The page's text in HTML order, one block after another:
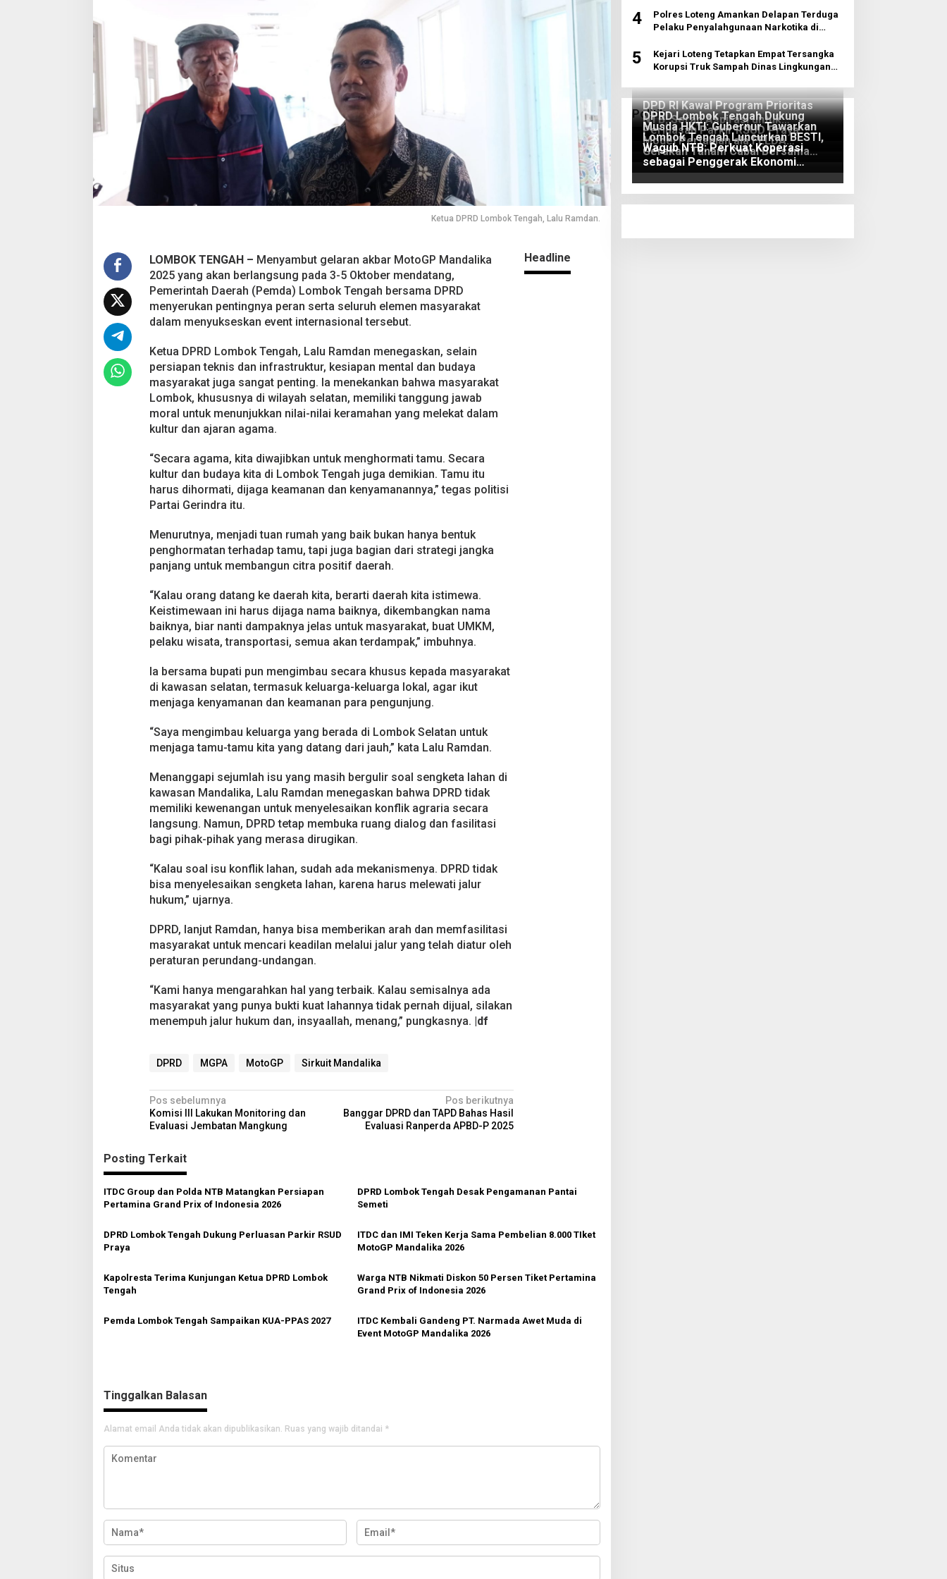
G
P
2
0
2
g
m
a
J
a
d
i
T
a
R
u
m
a
h
n
g
B
a
Ketua DPRD Lombok Tengah, Lalu Ramdan.
LOMBOK TENGAH – Menyambut gelaran akbar MotoGP Mandalika
2025 yang akan berlangsung pada 3-5 Oktober mendatang,
Pemerintah Daerah (Pemda) Lombok Tengah bersama DPRD
menyerukan pentingnya peran serta seluruh elemen masyarakat
dalam menyukseskan event internasional tersebut.
Ketua DPRD Lombok Tengah, Lalu Ramdan menegaskan, selain
persiapan teknis dan infrastruktur, kesiapan mental dan budaya
masyarakat juga sangat penting. Ia menekankan bahwa masyarakat
Lombok, khususnya di wilayah selatan, memiliki tanggung jawab
moral untuk menunjukkan nilai-nilai keramahan yang melekat dalam
kultur dan ajaran agama.
“Secara agama, kita diwajibkan untuk menghormati tamu. Secara
kultur dan budaya kita di Lombok Tengah juga demikian. Tamu itu
harus dihormati, dijaga keamanan dan kenyamanannya,” tegas politisi
Partai Gerindra itu.
Menurutnya, menjadi tuan rumah yang baik bukan hanya bentuk
penghormatan terhadap tamu, tapi juga bagian dari strategi jangka
panjang untuk membangun citra positif daerah.
“Kalau orang datang ke daerah kita, berarti daerah kita istimewa.
Keistimewaan ini harus dijaga nama baiknya, dikembangkan nama
baiknya, biar nanti dampaknya jelas untuk masyarakat, buat UMKM,
pelaku wisata, transportasi, semua akan terdampak,” imbuhnya.
Ia bersama bupati pun mengimbau secara khusus kepada masyarakat
di kawasan selatan, termasuk keluarga-keluarga lokal, agar ikut
menjaga kenyamanan dan keamanan para pengunjung.
“Saya mengimbau keluarga yang berada di Lombok Selatan untuk
menjaga tamu-tamu kita yang datang dari jauh,” kata Lalu Ramdan.
Menanggapi sejumlah isu yang masih bergulir soal sengketa lahan di
kawasan Mandalika, Lalu Ramdan menegaskan bahwa DPRD tidak
memiliki kewenangan untuk menyelesaikan konflik agraria secara
langsung. Namun, DPRD tetap membuka ruang dialog dan fasilitasi
bagi pihak-pihak yang merasa dirugikan.
“Kalau soal isu konflik lahan, sudah ada mekanismenya. DPRD tidak
bisa menyelesaikan sengketa lahan, karena harus melewati jalur
hukum,” ujarnya.
DPRD, lanjut Ramdan, hanya bisa memberikan arah dan memfasilitasi
masyarakat untuk mencari keadilan melalui jalur yang telah diatur oleh
peraturan perundang-undangan.
“Kami hanya mengarahkan hal yang terbaik. Kalau semisalnya ada
masyarakat yang punya bukti kuat lahannya tidak pernah dijual, silakan
menempuh jalur hukum dan, insyaallah, menang,” pungkasnya. |df
DPRD MGPA MotoGP Sirkuit Mandalika
N
a
i
a
i
o
Pos sebelumnya
Komisi III Lakukan Monitoring dan
Evaluasi Jembatan Mangkung
Pos berikutnya
Banggar DPRD dan TAPD Bahas Hasil
Evaluasi Ranperda APBD-P 2025
Headline
Posting Terkait
ITDC Group dan Polda NTB Matangkan Persiapan
Pertamina Grand Prix of Indonesia 2026
DPRD Lombok Tengah Desak Pengamanan Pantai
Semeti
DPRD Lombok Tengah Dukung Perluasan Parkir RSUD
Praya
ITDC dan IMI Teken Kerja Sama Pembelian 8.000 TIket
MotoGP Mandalika 2026
Kapolresta Terima Kunjungan Ketua DPRD Lombok
Tengah
Warga NTB Nikmati Diskon 50 Persen Tiket Pertamina
Grand Prix of Indonesia 2026
Pemda Lombok Tengah Sampaikan KUA-PPAS 2027
ITDC Kembali Gandeng PT. Narmada Awet Muda di
Event MotoGP Mandalika 2026
Tinggalkan Balasan
Alamat email Anda tidak akan dipublikasikan. Ruas yang wajib ditandai *
4
Polres Loteng Amankan Delapan Terduga
Pelaku Penyalahgunaan Narkotika di
5
Kejari Loteng Tetapkan Empat Tersangka
Korupsi Truk Sampah Dinas Lingkungan
Politik
DPD RI Kawal Program Prioritas
NTB, Serap Aspirasi untuk
Diperjuangkan di Pusat
DPRD Lombok Tengah Dukung
Perluasan Parkir RSUD Praya
Musda HKTI: Gubernur Tawarkan
Model Pertanian ala FELDA
Malaysia
Lombok Tengah Luncurkan BESTI,
Gerakan Tanam Cabai Bersama
Siswa untuk Kendalikan Inflasi
Wagub NTB: Perkuat Koperasi
sebagai Penggerak Ekonomi
Rakyat